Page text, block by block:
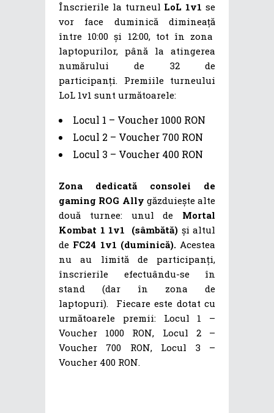
Înscrierile la turneul LoL 1v1 se
vor face duminică dimineață
între 10:00 și 12:00, tot în zona
laptopurilor, până la atingerea
numărului de 32 de
participanți. Premiile turneului
LoL 1v1 sunt următoarele:
Locul 1 – Voucher 1000 RON
Locul 2 – Voucher 700 RON
Locul 3 – Voucher 400 RON
Zona dedicată consolei de
gaming ROG Ally găzduiește alte
două turnee: unul de Mortal
Kombat 1 1v1 (sâmbătă) și altul
de FC24 1v1 (duminică).Acestea
nu au limită de participanți,
înscrierile efectuându-se în
stand (dar în zona de
laptopuri). Fiecare este dotat cu
următoarele premii: Locul 1 –
Voucher 1000 RON, Locul 2 –
Voucher 700 RON, Locul 3 –
Voucher 400 RON.